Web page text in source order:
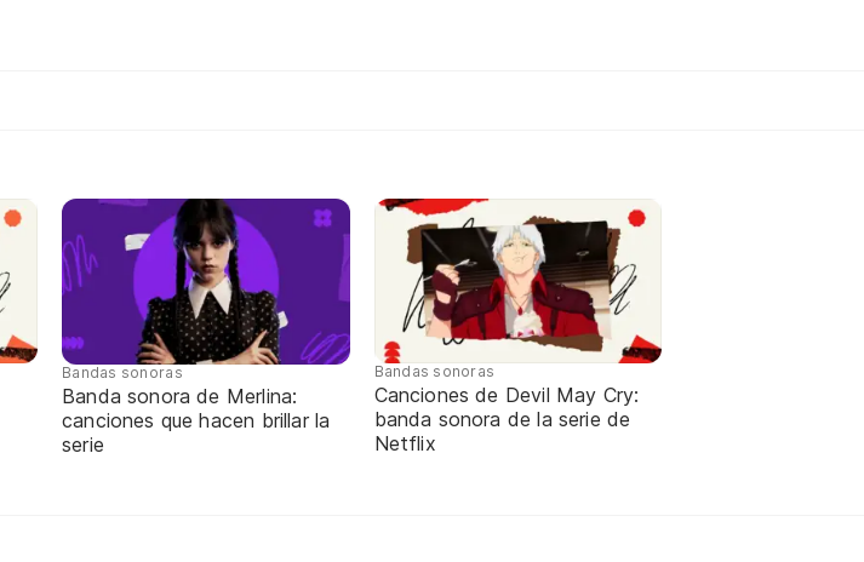
Bandas sonoras
Banda sonora de Merlina:
canciones que hacen brillar la
serie
Bandas sonoras
Canciones de Devil May Cry:
banda sonora de la serie de
Netflix